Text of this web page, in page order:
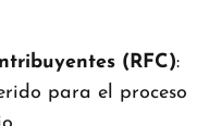
(RFC):
para el proceso